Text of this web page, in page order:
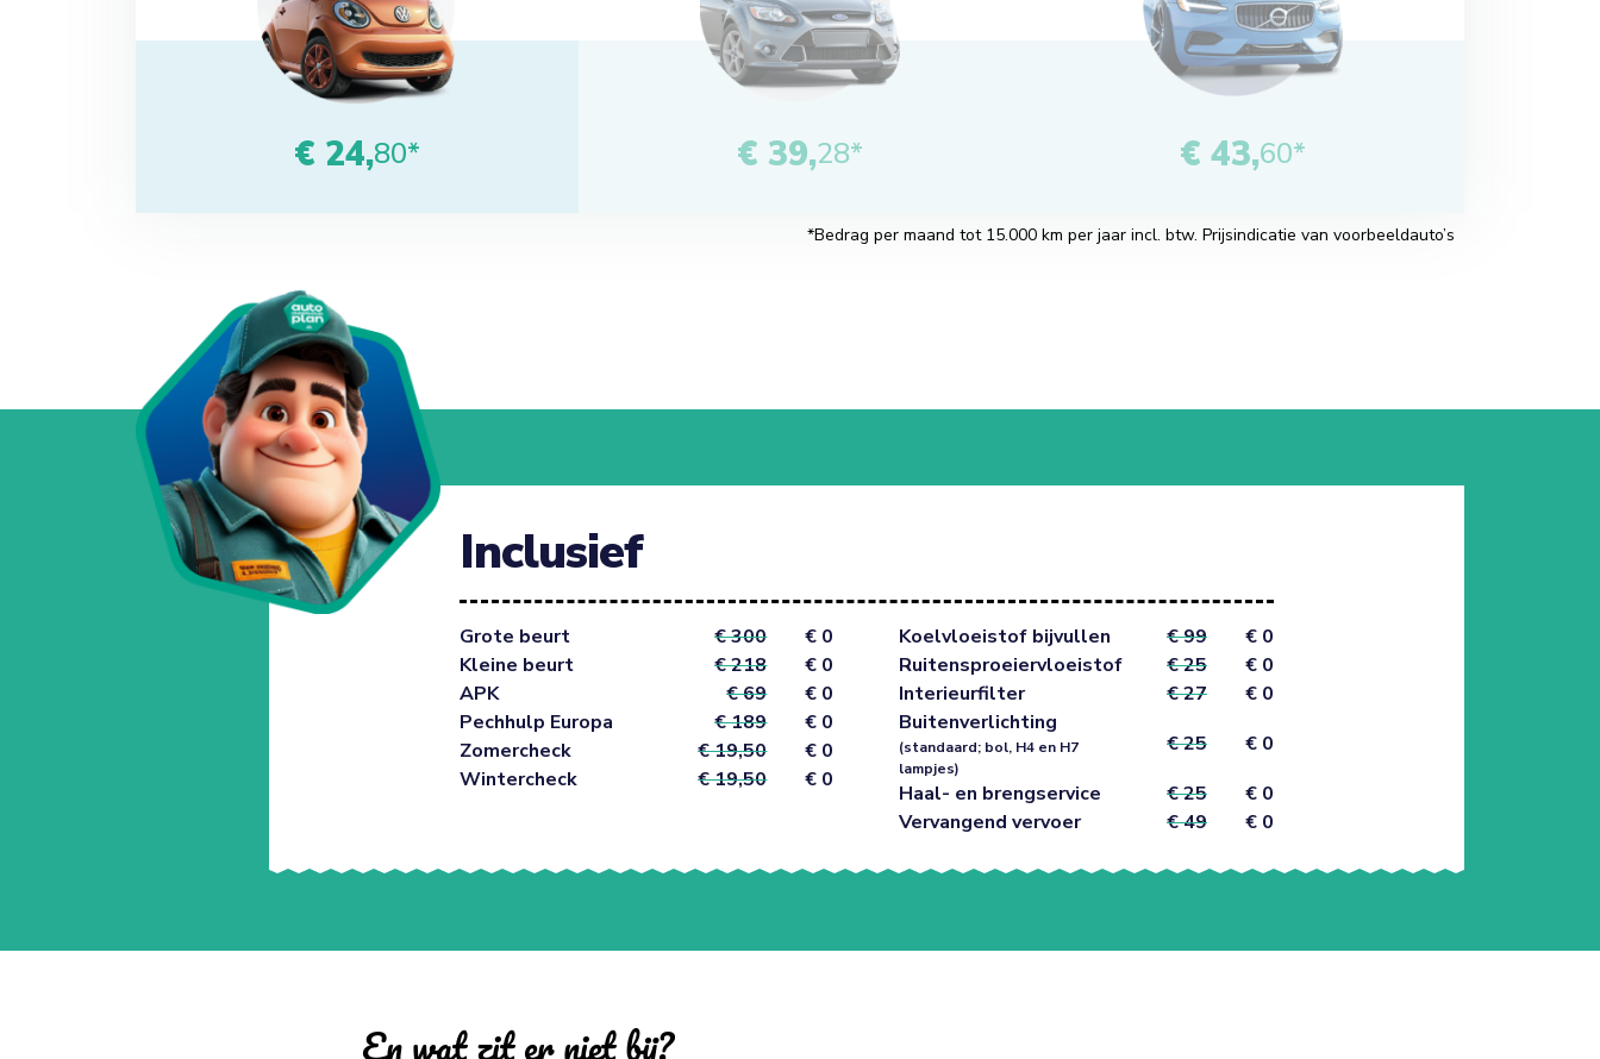
€ 24,80* € 39,28* € 43,60*
*Bedrag per maand tot 15.000 km per jaar incl. btw. Prijsindicatie van voorbeeldauto’s
Inclusief
Grote beurt € 300
€ 0
Kleine beurt
€ 218
€ 0
APK
€ 69
€ 0
Pechhulp Europa
€ 189
€ 0
Zomercheck
€ 19,50
€ 0
Wintercheck
€ 19,50 € 0
Koelvloeistof bijvullen € 99
€ 0
Ruitensproeiervloeistof
€ 25
€ 0
Interieurfilter
€ 27
€ 0
Buitenverlichting
(standaard; bol, H4 en H7
lampjes)
€ 25
€ 0
Haal- en brengservice
€ 25
€ 0
Vervangend vervoer
€ 49 € 0
En wat zit er niet bij?